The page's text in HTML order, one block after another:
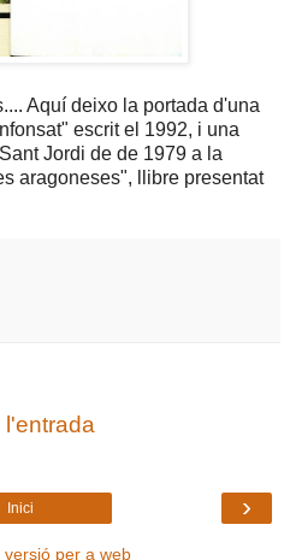
Aquí deixo la portada d'una
escrit el 1992, i una
Jordi de de 1979 a la
aragoneses", llibre presentat
l'entrada
›
Inici
versió per a web